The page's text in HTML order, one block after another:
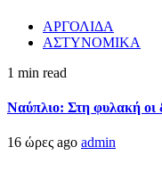
ΑΡΓΟΛΙΔΑ
ΑΣΤΥΝΟΜΙΚΑ
1 min read
Ναύπλιο: Στη φυλακή οι
16 ώρες ago admin